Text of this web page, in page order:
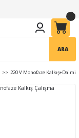
ARA
220 V Monofaze